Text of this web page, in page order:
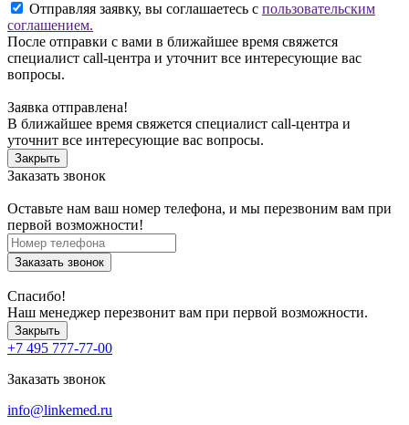
Отправляя заявку, вы соглашаетесь с пользовательским
соглашением.
После отправки с вами в ближайшее время свяжется
специалист call-центра и уточнит все интересующие вас
вопросы.
Заявка отправлена!
В ближайшее время свяжется специалист call-центра и
уточнит все интересующие вас вопросы.
Закрыть
Заказать звонок
Оставьте нам ваш номер телефона, и мы перезвоним вам при
первой возможности!
Заказать звонок
Спасибо!
Наш менеджер перезвонит вам при первой возможности.
Закрыть
+7 495 777-77-00
Заказать звонок
info@linkemed.ru